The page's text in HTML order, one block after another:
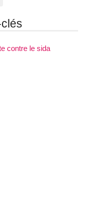
contre le sida